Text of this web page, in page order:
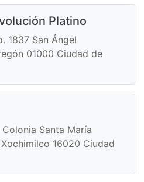
Platino
1837 San Ángel
01000 Ciudad de
Santa María
16020 Ciudad